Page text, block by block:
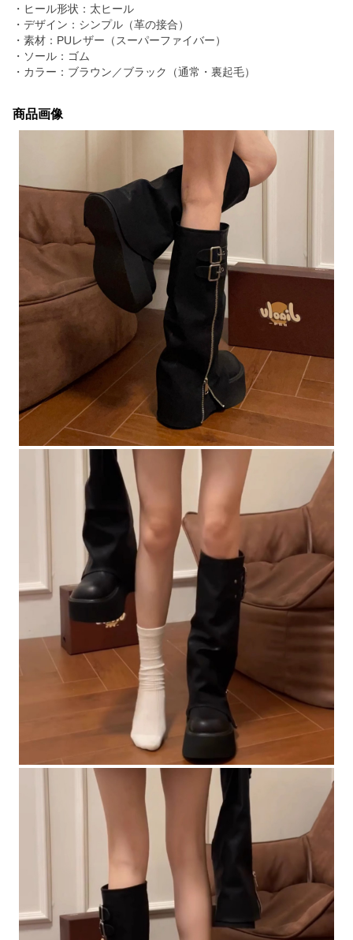
・ヒール形状：太ヒール
・デザイン：シンプル（革の接合）
・素材：PUレザー（スーパーファイバー）
・ソール：ゴム
・カラー：ブラウン／ブラック（通常・裏起毛）
商品画像